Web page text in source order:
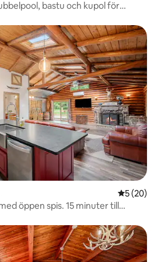
bastu och kupol för
5 av 5 i
5 (20)
öppen spis. 15 minuter till